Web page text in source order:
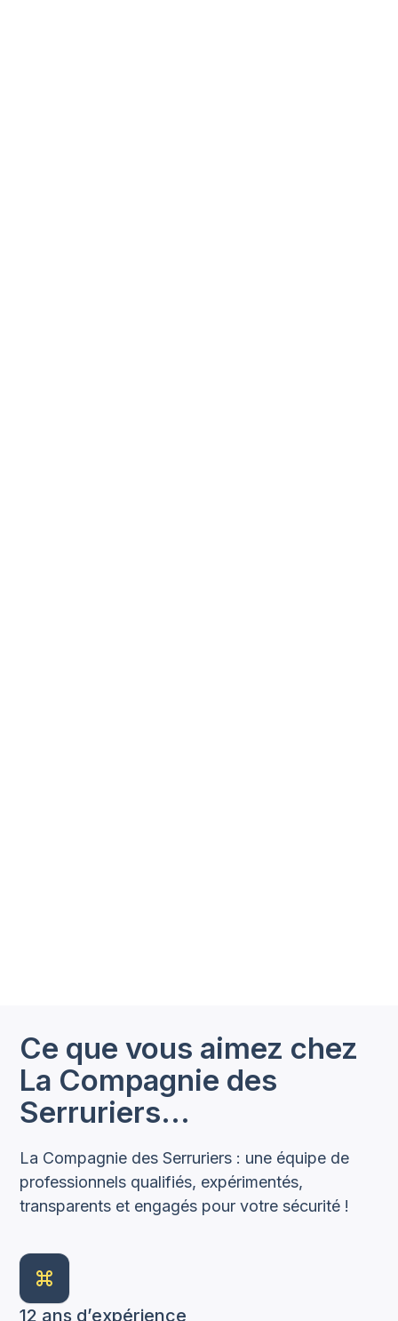
Ce que vous aimez chez
La Compagnie des
Serruriers…
La Compagnie des Serruriers : une équipe de
professionnels qualifiés, expérimentés,
transparents et engagés pour votre sécurité !
12 ans d’expérience